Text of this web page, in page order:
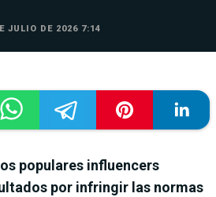
JULIO DE 2026 7:14
populares influencers
por infringir las normas